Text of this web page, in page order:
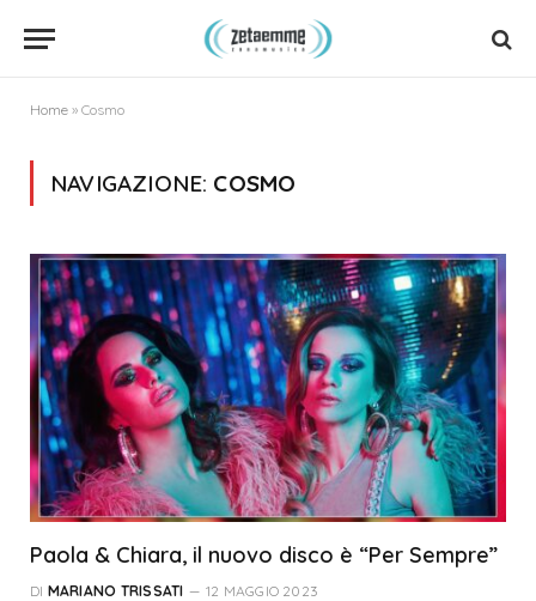
Home » Cosmo
NAVIGAZIONE: COSMO
Paola & Chiara, il nuovo disco è “Per Sempre”
DI MARIANO TRISSATI 12 MAGGIO 2023